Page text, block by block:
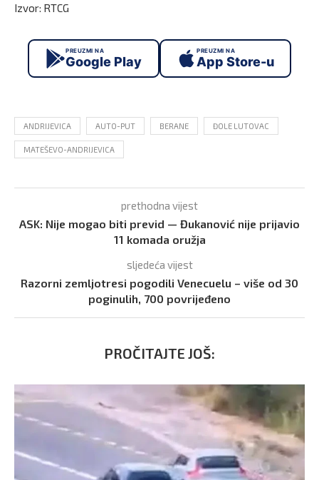
Izvor: RTCG
PREUZMI NA
Google Play
PREUZMI NA
App Store-u
ANDRIJEVICA AUTO-PUT BERANE ĐOLE LUTOVAC
MATEŠEVO-ANDRIJEVICA
prethodna vijest
ASK: Nije mogao biti previd — Đukanović nije prijavio
11 komada oružja
sljedeća vijest
Razorni zemljotresi pogodili Venecuelu – više od 30
poginulih, 700 povrijeđeno
PROČITAJTE JOŠ: